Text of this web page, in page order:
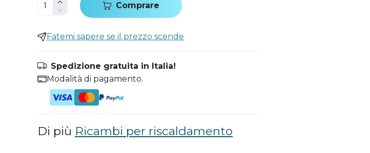
Comprare
Fatemi sapere se il prezzo scende
Spedizione gratuita in Italia!
Modalità di pagamento.
Di più Ricambi per riscaldamento